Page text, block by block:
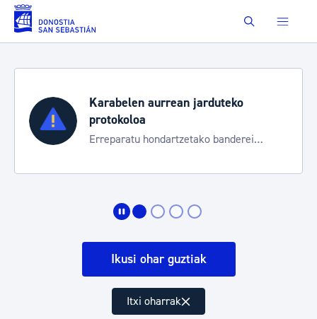
Eduki nagusira joan Buscar
Aste Nagusia 2026
Trafiko mozketak eta garraio
bereziak
Ikusi ohar guztiak
Itxi oharrak